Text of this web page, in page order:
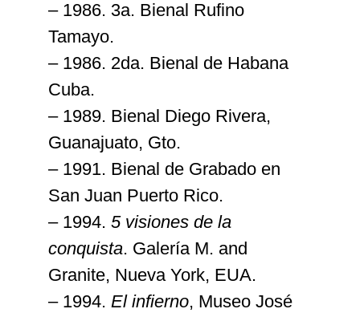
– 1986. 3a. Bienal Rufino
Tamayo.
– 1986. 2da. Bienal de Habana
Cuba.
– 1989. Bienal Diego Rivera,
Guanajuato, Gto.
– 1991. Bienal de Grabado en
San Juan Puerto Rico.
– 1994. 5visiones de la
conquista. Galería M. and
Granite, Nueva York, EUA.
– 1994. El infierno, Museo José